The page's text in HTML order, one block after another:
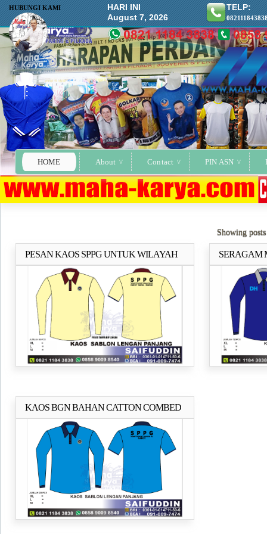
HOME About Contact PIN ASN
HUBUNGI KAMI
HARI INI
August 7, 2026
TELP:
Showing
PESAN KAOS SPPG UNTUK WILAYAH
ACEH
Selengkapnya..
SERAGAM
KAOS BGN BAHAN CATTON COMBED
24s
Selengkapnya..